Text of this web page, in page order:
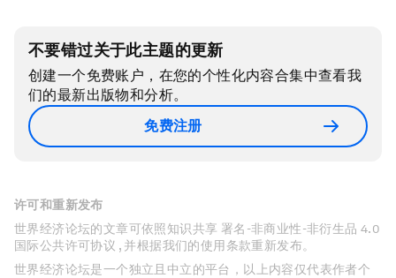
不要错过关于此主题的更新
创建一个免费账户，在您的个性化内容合集中查看我
们的最新出版物和分析。
免费注册
许可和重新发布
世界经济论坛的文章可依照知识共享 署名-非商业性-非衍生品 4.0
国际公共许可协议 , 并根据我们的使用条款重新发布。
世界经济论坛是一个独立且中立的平台，以上内容仅代表作者个